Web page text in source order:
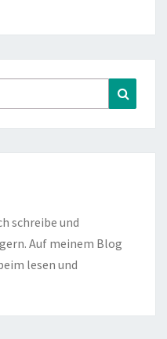
schreibe und
Auf meinem Blog
lesen und